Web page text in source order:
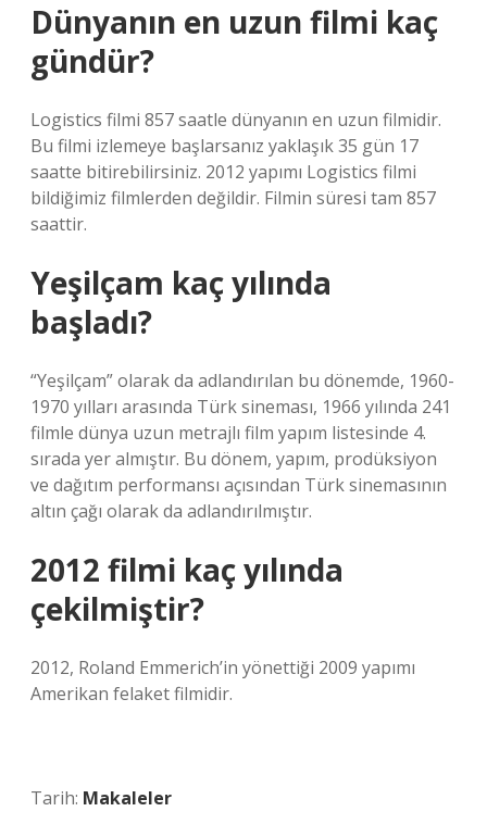
Dünyanın en uzun filmi kaç
gündür?
Logistics filmi 857 saatle dünyanın en uzun filmidir.
Bu filmi izlemeye başlarsanız yaklaşık 35 gün 17
saatte bitirebilirsiniz. 2012 yapımı Logistics filmi
bildiğimiz filmlerden değildir. Filmin süresi tam 857
saattir.
Yeşilçam kaç yılında
başladı?
“Yeşilçam” olarak da adlandırılan bu dönemde, 1960-
1970 yılları arasında Türk sineması, 1966 yılında 241
filmle dünya uzun metrajlı film yapım listesinde 4.
sırada yer almıştır. Bu dönem, yapım, prodüksiyon
ve dağıtım performansı açısından Türk sinemasının
altın çağı olarak da adlandırılmıştır.
2012 filmi kaç yılında
çekilmiştir?
2012, Roland Emmerich’in yönettiği 2009 yapımı
Amerikan felaket filmidir.
Tarih: Makaleler